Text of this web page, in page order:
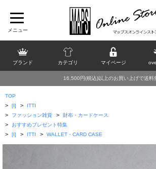
ブランド カテゴリ マイページ
16,500円(税込)以上のお買い上げで送料
TOP
> [I] > ITTI
> ファッション雑貨 > 財布・カードケース
> おすすめプレゼント特集
> [I] > ITTI > WALLET・CARD CASE